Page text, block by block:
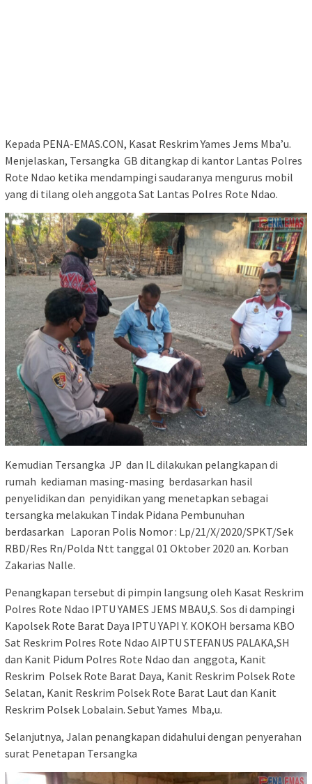
Kepada PENA-EMAS.CON, Kasat Reskrim Yames Jems Mba’u.
Menjelaskan, Tersangka GB ditangkap di kantor Lantas Polres
Rote Ndao ketika mendampingi saudaranya mengurus mobil
yang di tilang oleh anggota Sat Lantas Polres Rote Ndao.
Kemudian Tersangka JP dan IL dilakukan pelangkapan di
rumah kediaman masing-masing berdasarkan hasil
penyelidikan dan penyidikan yang menetapkan sebagai
tersangka melakukan Tindak Pidana Pembunuhan
berdasarkan Laporan Polis Nomor : Lp/21/X/2020/SPKT/Sek
RBD/Res Rn/Polda Ntt tanggal 01 Oktober 2020 an. Korban
Zakarias Nalle.
Penangkapan tersebut di pimpin langsung oleh Kasat Reskrim
Polres Rote Ndao IPTU YAMES JEMS MBAU,S. Sos di dampingi
Kapolsek Rote Barat Daya IPTU YAPI Y. KOKOH bersama KBO
Sat Reskrim Polres Rote Ndao AIPTU STEFANUS PALAKA,SH
dan Kanit Pidum Polres Rote Ndao dan anggota, Kanit
Reskrim Polsek Rote Barat Daya, Kanit Reskrim Polsek Rote
Selatan, Kanit Reskrim Polsek Rote Barat Laut dan Kanit
Reskrim Polsek Lobalain. Sebut Yames Mba,u.
Selanjutnya, Jalan penangkapan didahului dengan penyerahan
surat Penetapan Tersangka